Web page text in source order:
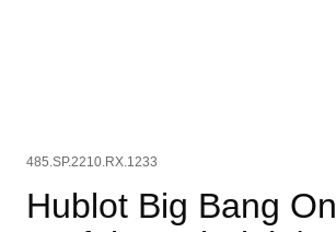
485.SP.2210.RX.1233
Hublot Big Bang